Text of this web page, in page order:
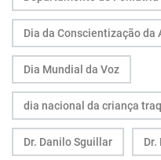
Dia da Conscientização da
Dia Mundial da Voz
dia nacional da criança
Dr. Danilo Sguillar